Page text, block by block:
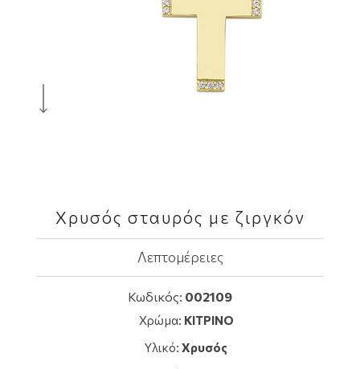
Χρυσός σταυρός με ζιργκόν
Λεπτομέρειες
Κωδικός: 002109
Χρώμα: ΚΙΤΡΙΝΟ
Υλικό: Χρυσός